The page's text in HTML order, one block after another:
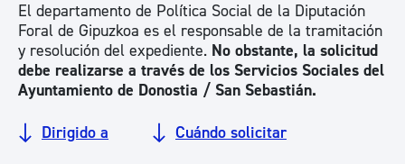
El departamento de Política Social de la Diputación
Foral de Gipuzkoa es el responsable de la tramitación
y resolución del expediente. No obstante, la solicitud
debe realizarse a través de los Servicios Sociales del
Ayuntamiento de Donostia / San Sebastián.
Dirigido a Cuándo solicitar